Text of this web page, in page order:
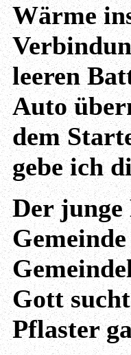
Wärme
leeren
Auto
dem
gebe ich
Der
Gott
Pflaster